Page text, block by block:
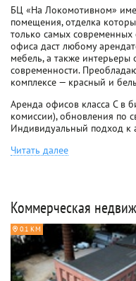
БЦ «На Локомотивном»
помещения, отделка
только самых
офиса даст любому
мебель, а также
современности.
комплексе — красный и
Аренда офисов класса C в
комиссии), обновления по
Индивидуальный подход к
Читать далее
Коммерческая
0.1 КМ